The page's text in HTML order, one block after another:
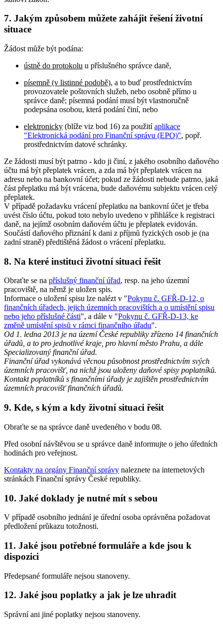
7. Jakým způsobem můžete zahájit řešení životní
situace
Žádost může být podána:
ústně do protokolu u příslušného správce daně,
písemně (v listinné podobě), a to buď prostřednictvím
provozovatele poštovních služeb, nebo osobně přímo u
správce daně; písemná podání musí být vlastnoručně
podepsána osobou, která podání činí, nebo
elektronicky (blíže viz bod 16) za použitíaplikace
"Elektronická podání pro Finanční správu (EPO)", popř.
prostřednictvím datové schránky.
Ze žádosti musí být patrno - kdo ji činí, z jakého osobního daňového
účtu má být přeplatek vrácen, a zda má být přeplatek vrácen na
adresu nebo na bankovní účet; pokud ze žádosti nebude patrno, jaká
část přeplatku má být vrácena, bude daňovému subjektu vrácen celý
přeplatek.
V případě požadavku vrácení přeplatku na bankovní účet je třeba
uvést číslo účtu, pokud toto nebylo uvedeno v přihlášce k registraci
daně, na jejímž osobním daňovém účtu je přeplatek evidován.
Součástí daňového přiznání k dani z příjmů fyzických osob je (na
zadní straně) předtištěná žádost o vrácení přeplatku.
8. Na které instituci životní situaci řešit
Obraťte se na příslušný finanční úřad, resp. na jeho územní
pracoviště, na němž je uložen spis.
Informace o uložení spisu lze nalézt v "Pokynu č. GFŘ-D-12, o
finančních úřadech, jejich územních pracovištích a o umístění spisu
nebo jeho příslušné části", a dále v "Pokynu č. GFŘ-D-13, ke
změně umístění spisů v rámci finančního úřadu".
Od 1. ledna 2013 je na území České republiky zřízeno 14 finančních
úřadů, a to pro jednotlivé kraje, pro hlavní město Prahu, a dále
Specializovaný finanční úřad.
Finanční úřad vykonává věcnou působnost prostřednictvím svých
územních pracovišť, na nichž jsou uloženy daňové spisy poplatníků.
Kontakt poplatníků s finančními úřady je zajištěn prostřednictvím
územních pracovišť finančních úřadů.
9. Kde, s kým a kdy životní situaci řešit
Obraťte se na správce daně uvedeného v bodu 08.
Před osobní návštěvou se u správce daně informujte o jeho úředních
hodinách pro veřejnost.
Kontakty na orgány Finanční správy naleznete na internetových
stránkách Finanční správy České republiky.
10. Jaké doklady je nutné mít s sebou
V případě osobního jednání je úřední osoba oprávněna požadovat
předložení průkazu totožnosti.
11. Jaké jsou potřebné formuláře a kde jsou k
dispozici
Předepsané formuláře nejsou stanoveny.
12. Jaké jsou poplatky a jak je lze uhradit
Správní ani jiné poplatky nejsou stanoveny.